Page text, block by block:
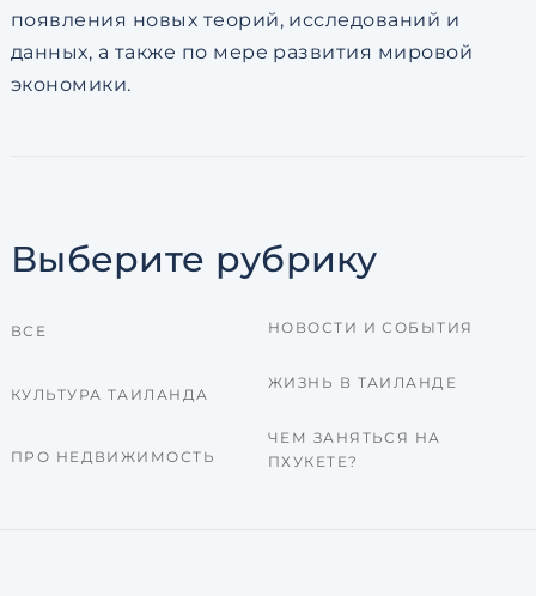
появления новых теорий, исследований и
данных, а также по мере развития мировой
экономики.
Выберите рубрику
ВСЕ
КУЛЬТУРА ТАИЛАНДА
ПРО НЕДВИЖИМОСТЬ
НОВОСТИ И СОБЫТИЯ
ЖИЗНЬ В ТАИЛАНДЕ
ЧЕМ ЗАНЯТЬСЯ НА
ПХУКЕТЕ?